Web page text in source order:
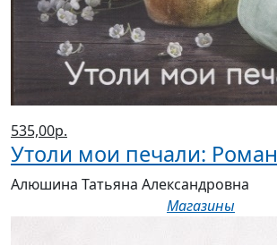
535,00р.
Утоли мои печали: Роман
Алюшина Татьяна Александровна
Магазины